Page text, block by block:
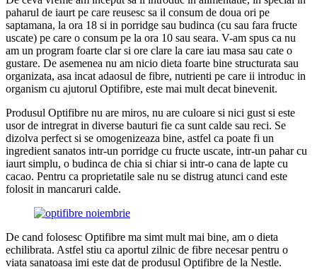
paharul de iaurt pe care reusesc sa il consum de doua ori pe
saptamana, la ora 18 si in porridge sau budinca (cu sau fara fructe
uscate) pe care o consum pe la ora 10 sau seara. V-am spus ca nu
am un program foarte clar si ore clare la care iau masa sau cate o
gustare. De asemenea nu am nicio dieta foarte bine structurata sau
organizata, asa incat adaosul de fibre, nutrienti pe care ii introduc in
organism cu ajutorul Optifibre, este mai mult decat binevenit.
Produsul Optifibre nu are miros, nu are culoare si nici gust si este
usor de intregrat in diverse bauturi fie ca sunt calde sau reci. Se
dizolva perfect si se omogenizeaza bine, astfel ca poate fi un
ingredient sanatos intr-un porridge cu fructe uscate, intr-un pahar cu
iaurt simplu, o budinca de chia si chiar si intr-o cana de lapte cu
cacao. Pentru ca proprietatile sale nu se distrug atunci cand este
folosit in mancaruri calde.
De cand folosesc Optifibre ma simt mult mai bine, am o dieta
echilibrata. Astfel stiu ca aportul zilnic de fibre necesar pentru o
viata sanatoasa imi este dat de produsul Optifibre de la Nestle.